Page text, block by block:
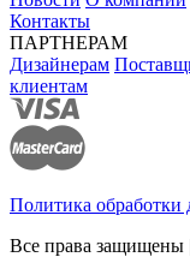
Контакты
ПАРТНЕРАМ
Дизайнерам
клиентам
Политика
Все права защищены |